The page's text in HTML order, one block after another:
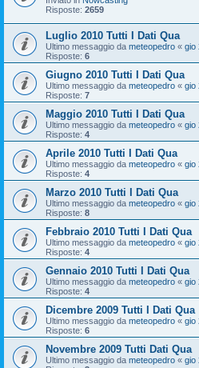
Risposte: 2659
Luglio 2010 Tutti I Dati Qua
Ultimo messaggio da meteopedro « gio
Risposte: 6
Giugno 2010 Tutti I Dati Qua
Ultimo messaggio da meteopedro « gio
Risposte: 7
Maggio 2010 Tutti I Dati Qua
Ultimo messaggio da meteopedro « gio
Risposte: 4
Aprile 2010 Tutti I Dati Qua
Ultimo messaggio da meteopedro « gio
Risposte: 4
Marzo 2010 Tutti I Dati Qua
Ultimo messaggio da meteopedro « gio
Risposte: 8
Febbraio 2010 Tutti I Dati Qua
Ultimo messaggio da meteopedro « gio
Risposte: 4
Gennaio 2010 Tutti I Dati Qua
Ultimo messaggio da meteopedro « gio
Risposte: 4
Dicembre 2009 Tutti I Dati Qua
Ultimo messaggio da meteopedro « gio
Risposte: 6
Novembre 2009 Tutti Dati Qua
Ultimo messaggio da meteopedro « gio